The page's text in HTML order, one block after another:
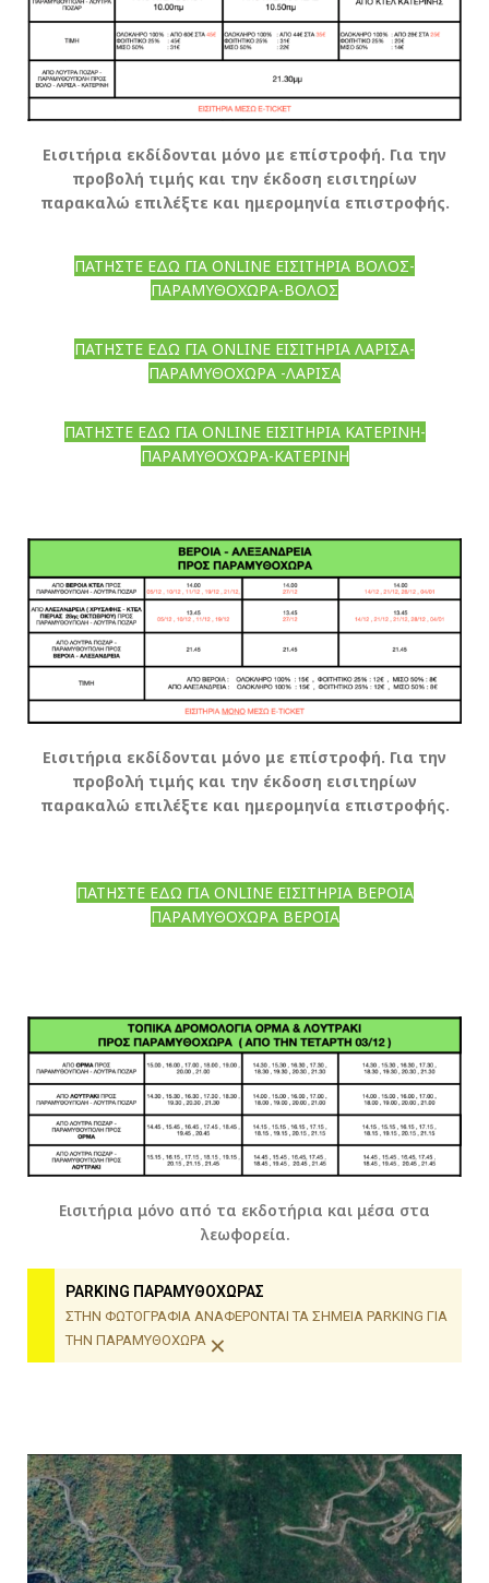
Εισιτήρια εκδίδονται μόνο με επίστροφή. Για την
προβολή τιμής και την έκδοση εισιτηρίων
παρακαλώ επιλέξτε και ημερομηνία επιστροφής.
ΠΑΤΗΣΤΕ ΕΔΩ ΓΙΑ ONLINE ΕΙΣΙΤΗΡΙΑ ΒΟΛΟΣ-
ΠΑΡΑΜΥΘΟΧΩΡΑ-ΒΟΛΟΣ
ΠΑΤΗΣΤΕ ΕΔΩ ΓΙΑ ONLINE ΕΙΣΙΤΗΡΙΑ ΛΑΡΙΣΑ-
ΠΑΡΑΜΥΘΟΧΩΡΑ -ΛΑΡΙΣΑ
ΠΑΤΗΣΤΕ ΕΔΩ ΓΙΑ ONLINE ΕΙΣΙΤΗΡΙΑ ΚΑΤΕΡΙΝΗ-
ΠΑΡΑΜΥΘΟΧΩΡΑ-ΚΑΤΕΡΙΝΗ
Εισιτήρια εκδίδονται μόνο με επίστροφή. Για την
προβολή τιμής και την έκδοση εισιτηρίων
παρακαλώ επιλέξτε και ημερομηνία επιστροφής.
ΠΑΤΗΣΤΕ ΕΔΩ ΓΙΑ ONLINE ΕΙΣΙΤΗΡΙΑ ΒΕΡΟΙΑ
ΠΑΡΑΜΥΘΟΧΩΡΑ ΒΕΡΟΙΑ
Εισιτήρια μόνο από τα εκδοτήρια και μέσα στα
λεωφορεία.
PARKING ΠΑΡΑΜΥΘΟΧΩΡΑΣ
ΣΤΗΝ ΦΩΤΟΓΡΑΦΙΑ ΑΝΑΦΕΡΟΝΤΑΙ ΤΑ ΣΗΜΕΙΑ PARKING ΓΙΑ
ΤΗΝ ΠΑΡΑΜΥΘΟΧΩΡΑ ×